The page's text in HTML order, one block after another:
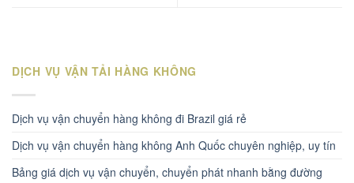
DỊCH VỤ VẬN TẢI HÀNG KHÔNG
Dịch vụ vận chuyển hàng không đi Brazil giá rẻ
Dịch vụ vận chuyển hàng không Anh Quốc chuyên nghiệp, uy tín
Bảng giá dịch vụ vận chuyển, chuyển phát nhanh bằng đường